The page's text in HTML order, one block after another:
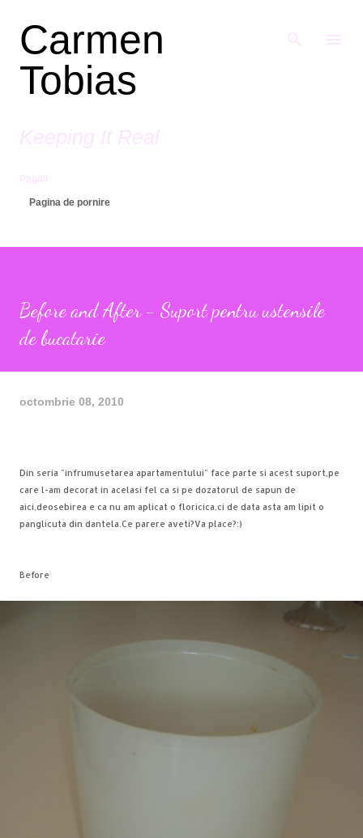
Carmen
Tobias
Keeping It Real
Pagini
Pagina de pornire
Before and After - Suport pentru ustensile
de bucatarie
octombrie 08, 2010
Din seria "infrumusetarea apartamentului" face parte si acest suport,pe
care l-am decorat in acelasi fel ca si pe dozatorul de sapun de
aici ,deosebirea e ca nu am aplicat o floricica,ci de data asta am lipit o
panglicuta din dantela.Ce parere aveti?Va place?:)
Before